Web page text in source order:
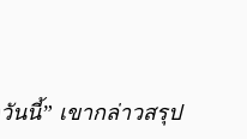
นนี้” เขากล่าวสรุป